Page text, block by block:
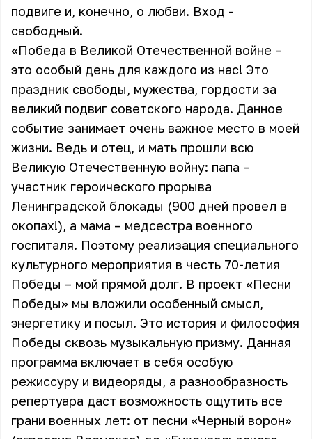
подвиге и, конечно, о любви. Вход -
свободный.
«Победа в Великой Отечественной войне –
это особый день для каждого из нас! Это
праздник свободы, мужества, гордости за
великий подвиг советского народа. Данное
событие занимает очень важное место в моей
жизни. Ведь и отец, и мать прошли всю
Великую Отечественную войну: папа –
участник героического прорыва
Ленинградской блокады (900 дней провел в
окопах!), а мама – медсестра военного
госпиталя. Поэтому реализация специального
культурного мероприятия в честь 70-летия
Победы – мой прямой долг. В проект «Песни
Победы» мы вложили особенный смысл,
энергетику и посыл. Это история и философия
Победы сквозь музыкальную призму. Данная
программа включает в себя особую
режиссуру и видеоряды, а разнообразность
репертуара даст возможность ощутить все
грани военных лет: от песни «Черный ворон»